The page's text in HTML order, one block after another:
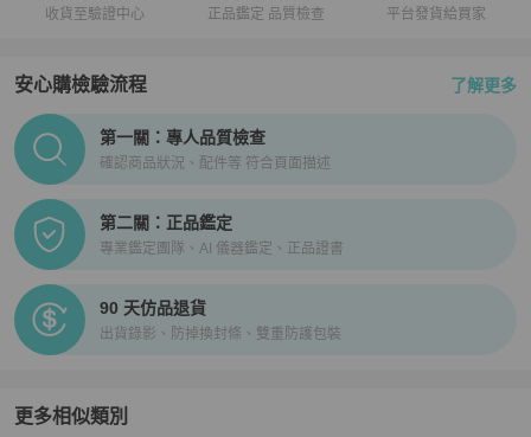
SKU：GZl1hgpy
盟（IACC總部：華盛頓特區）在日本的唯一成員公司，該聯盟是世
界上最大的打擊仿冒產品的非營利組織。
・所有商品經由eLADY鑑定專家確認為正品。
・商品出貨後，Popchill會提供安心購證明。
💎運送相關💎
・本店商品由日本 eLADY 公司從日本出貨，直接寄往買家地址。
・本店商品在日本據點眾多，買家下單後方始確認庫存。
・所有商品只有一件，有可能發生已在別據點售出的情形。遇此情況
將取消訂單。
・訂單確認後七個工作天內由日本寄出。若有特殊情形發生需延長寄
送時間會通知買家。
💎費用相關💎
收貨至驗證中心 正品鑑定 品質檢查 平台發貨給買家
安心購檢驗流程 了解更多
PopChill拍拍圈正品驗證、安心購檢驗流程介紹
第一關：專人品質檢查
確認商品狀況、配件等 符合頁面描述
第二關：正品鑑定
專業鑑定團隊、AI 儀器鑑定、正品證書
90 天仿品退貨
出貨錄影、防掉換封條、雙重防護包裝
更多相似類別